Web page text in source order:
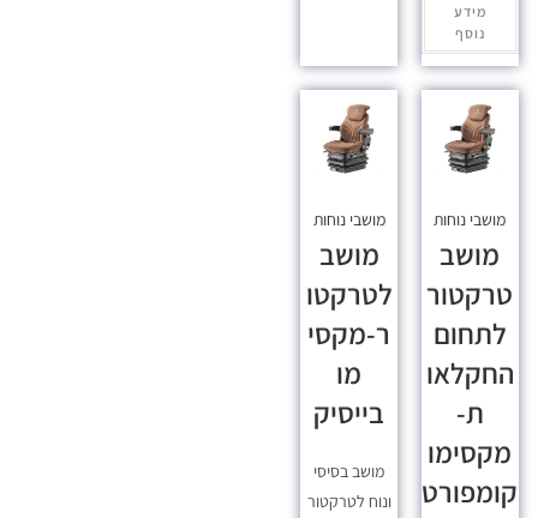
מידע
נוסף
מושבי נוחות
מושב
טרקטור
לתחום
החקלאו
ת-
מקסימו
קומפורט
מושבי נוחות
מושב
לטרקטו
ר-מקסי
מו
בייסיק
מושב בסיסי
ונוח לטרקטור